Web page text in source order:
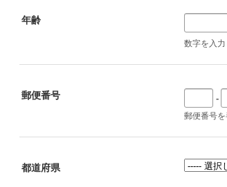
年齢
数字を入
郵便番号 -
郵便番号
都道府県